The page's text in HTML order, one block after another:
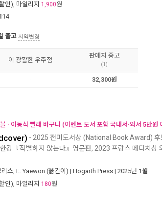
인), 마일리지 1,900원
출고 지역변경
이 광활한 우주점
판매자 중고
(1)
- 32,300원
· 이동식 빨래 바구니 (이벤트 도서 포함 국내서·외서 5만원
- 2025 전미도서상 (National Book Award)
강『작별하지 않는다』영문판, 2023 프랑스 메디치상
스, E. Yaewon (옮긴이) | Hogarth Press | 2025년 1월
인), 마일리지 180원